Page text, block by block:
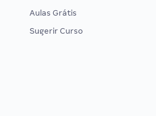
Aulas Grátis
Sugerir Curso